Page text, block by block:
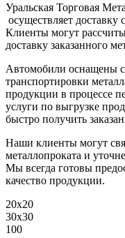
Уральская Торговая
осуществляет
Клиенты могут
доставку заказанного
Автомобили оснащены
транспортировки
продукции в процессе
услуги по выгрузке
быстро получить
Наши клиенты могут
металлопроката и
Мы всегда готовы
качество продукции.
20х20
30х30
100